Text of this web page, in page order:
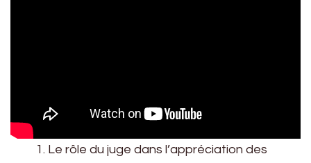
Le rôle du juge dans l’appréciation des